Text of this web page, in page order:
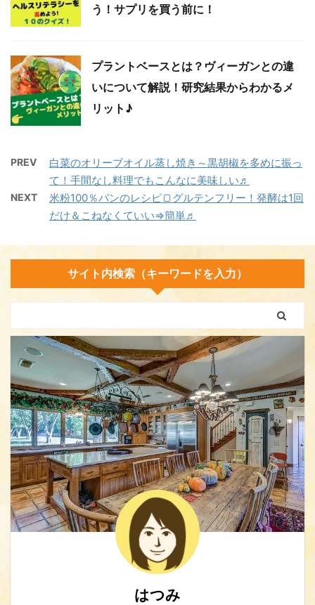
う！サプリを買う前に！
プラントベースとは？ヴィーガンとの違
いについて解説！研究結果からわかるメ
リット♪
PREV
白菜のオリーブオイル蒸し焼き～黒胡椒を多めに振っ
て！手間なし料理でもこんなに美味しい♬
NEXT
米粉100％パンのレシピ🍞グルテンフリー！発酵は1回
だけ＆こねなくていい⇒簡単♬
サイト内検索（キーワードを入力）
はつみ